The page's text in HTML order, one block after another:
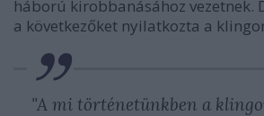
háború kirobbanásához vezetnek.
a következőket nyilatkozta a
"A mi történetünkben a